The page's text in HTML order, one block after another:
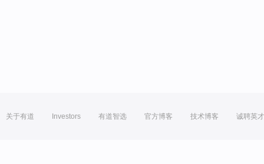
关于有道 Investors 有道智选 官方博客 技术博客 诚聘英才